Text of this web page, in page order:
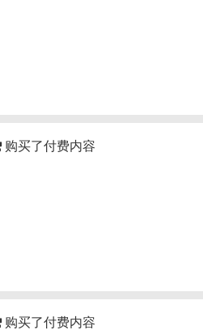
购买了付费内容
购买了付费内容